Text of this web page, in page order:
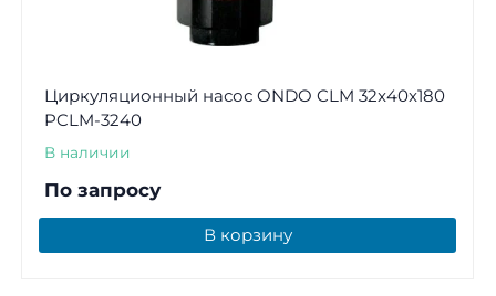
Циркуляционный насос ONDO CLM 32x40x180
PCLM-3240
В наличии
По запросу
В корзину